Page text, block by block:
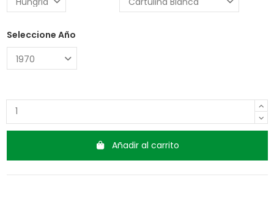
Seleccione Año
Añadir al carrito